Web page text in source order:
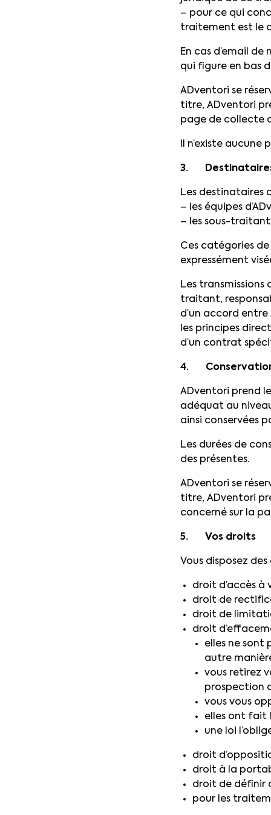
– pour ce qui
traitement est le
En cas d’email
qui figure en bas
ADventori se
titre, ADventori
page de collecte
Il n’existe
3.
Les destinataires
– les équipes
– les sous-
Ces catégories
expressément
Les transmissions
traitant,
d’un accord
les principes
d’un contrat
4. Conservation
ADventori prend
adéquat au
ainsi conservées
Les durées de
des présentes.
ADventori se
titre, ADventori
concerné sur la
5. Vos droits
Vous disposez
droit d’accès à
droit de
droit de
droit
elles ne sont
autre
vous retirez
prospection
vous vous
elles ont fait
une loi
droit
droit à la
droit de définir
pour les